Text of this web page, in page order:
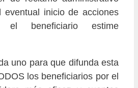
eventual inicio de acciones
el beneficiario estime
uno para que difunda esta
los beneficiarios por el